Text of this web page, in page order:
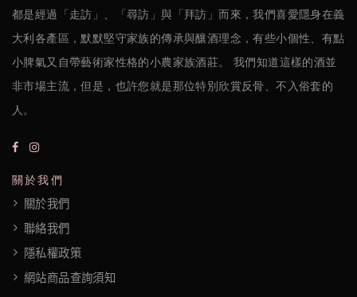
都是經過「走訪」、「尋訪」與「拜訪」而來，我們喜愛隱身在義
大利各產區，默默堅守家族的傳承與釀酒理念，有些小個性、有點
小脾氣又自帶藝術家性格的小農家族酒莊。 我們知道這樣的酒並
非市場主流，但是，也許您就是那位特別欣賞反骨、不入俗套的
人。
關於我們
關於我們
聯絡我們
隱私權政策
網站商品查詢須知